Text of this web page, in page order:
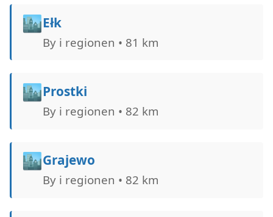
🏙️Ełk
By i regionen • 81 km
🏙️Prostki
By i regionen • 82 km
🏙️Grajewo
By i regionen • 82 km